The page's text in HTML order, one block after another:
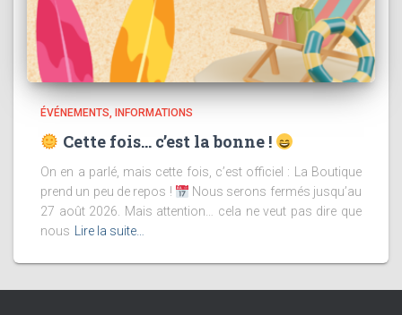
ÉVÉNEMENTS INFORMATIONS
Cette fois… c’est la bonne !
On en a parlé, mais cette fois, c’est officiel : La Boutique
prend un peu de repos !
Nous serons fermés jusqu’au
27 août 2026. Mais attention… cela ne veut pas dire que
nous
Lire la suite…